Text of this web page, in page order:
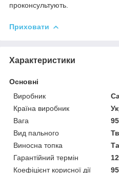
проконсультують.
Приховати
Характеристики
Основні
Виробник
Країна виробник
Вага
Вид пального
Виносна топка
Гарантійний термін
Коефіцієнт корисної дії